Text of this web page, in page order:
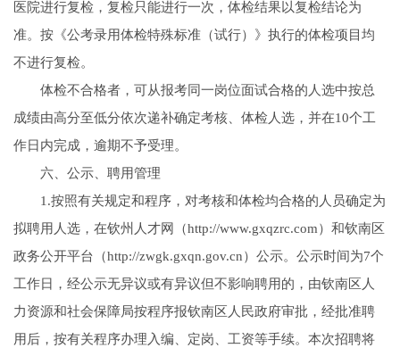
医院进行复检，复检只能进行一次，体检结果以复检结论为
准。按《公考录用体检特殊标准（试行）》执行的体检项目均
不进行复检。
体检不合格者，可从报考同一岗位面试合格的人选中按总
成绩由高分至低分依次递补确定考核、体检人选，并在10个工
作日内完成，逾期不予受理。
六、公示、聘用管理
1.按照有关规定和程序，对考核和体检均合格的人员确定为
拟聘用人选，在钦州人才网（http://www.gxqzrc.com）和钦南区
政务公开平台（http://zwgk.gxqn.gov.cn）公示。公示时间为7个
工作日，经公示无异议或有异议但不影响聘用的，由钦南区人
力资源和社会保障局按程序报钦南区人民政府审批，经批准聘
用后，按有关程序办理入编、定岗、工资等手续。本次招聘将